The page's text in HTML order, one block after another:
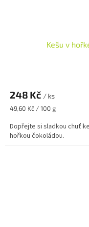
Kešu v
248 Kč / ks
Měrná
49,60 Kč / 100 g
Dopřejte si sladkou chuť
hořkou čokoládou.